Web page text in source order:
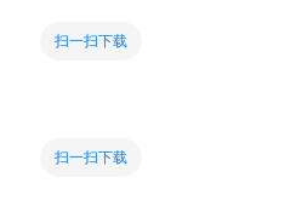
扫一扫下载
扫一扫下载